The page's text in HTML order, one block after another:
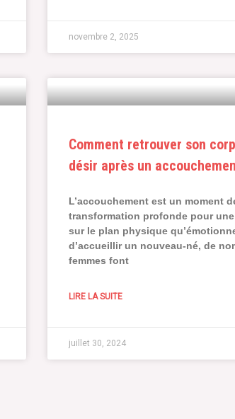
novembre 2, 2025
Comment retrouver son
désir après un
L’accouchement est un moment
transformation profonde pour
sur le plan physique
d’accueillir un nouveau-né, de
femmes font
LIRE LA SUITE
juillet 30, 2024